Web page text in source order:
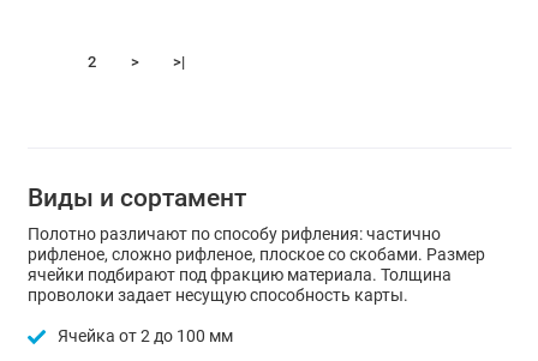
2 > >|
Виды и сортамент
Полотно различают по способу рифления: частично
рифленое, сложно рифленое, плоское со скобами. Размер
ячейки подбирают под фракцию материала. Толщина
проволоки задает несущую способность карты.
Ячейка от 2 до 100 мм